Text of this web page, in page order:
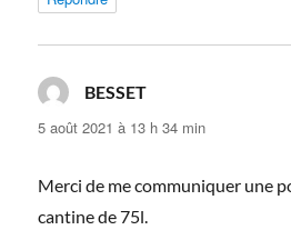
BESSET
5 août 2021 à 13 h 34 min
Merci de me communiquer une
cantine de 75l.